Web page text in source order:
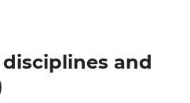
and